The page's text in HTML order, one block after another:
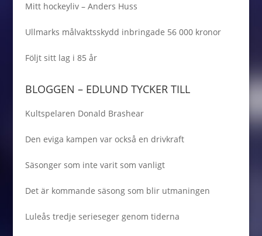
Mitt hockeyliv – Anders Huss
Ullmarks målvaktsskydd inbringade 56 000 kronor
Följt sitt lag i 85 år
BLOGGEN – EDLUND TYCKER TILL
Kultspelaren Donald Brashear
Den eviga kampen var också en drivkraft
Säsonger som inte varit som vanligt
Det är kommande säsong som blir utmaningen
Luleås tredje serieseger genom tiderna